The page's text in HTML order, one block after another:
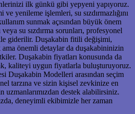
ilk günkü gibi yepyeni yapıyoruz.
yenileme işlemleri, su sızdırmazlığını
sunmak açısından büyük önem
su sızdırma sorunları, profesyonel
giderilir. Duşakabin fitili değişimi,
ama önemli detaylar da duşakabininizin
Duşakabin fiyatları konusunda da
kaliteyi uygun fiyatlarla buluşturuyoruz.
Duşakabin Modelleri arasından seçim
tarzına ve sizin kişisel zevkinize en
uzmanlarımızdan destek alabilirsiniz.
deneyimli ekibimizle her zaman